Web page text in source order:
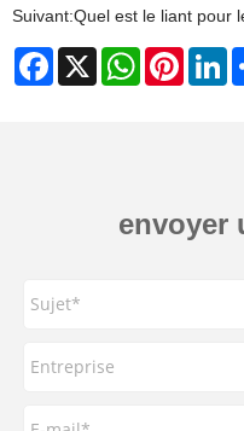
Suivant:Quel est le liant pour
Facebook
X WhatsApp
envoyer